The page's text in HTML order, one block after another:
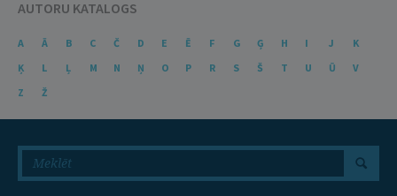
AUTORU KATALOGS
A Ā B C Č D E Ē F G Ģ H I J
K
Ķ
L Ļ M N Ņ O P R S Š T U Ū
V
Z
Ž